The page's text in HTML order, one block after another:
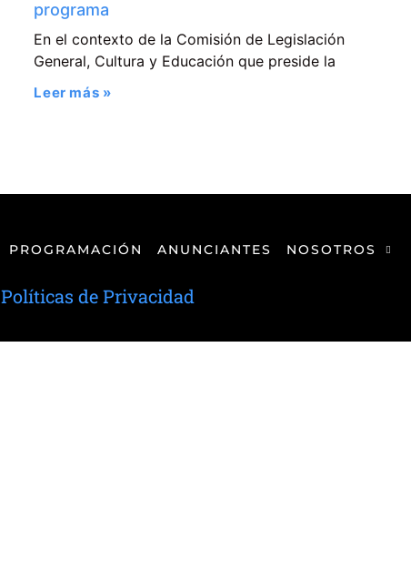
programa
En el contexto de la Comisión de Legislación
General, Cultura y Educación que preside la
Leer más »
PROGRAMACIÓN ANUNCIANTES NOSOTROS
Políticas de Privacidad